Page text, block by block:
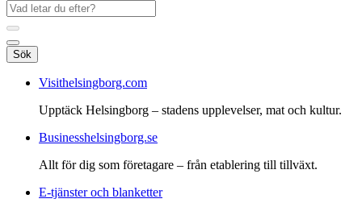
Sök
Visithelsingborg.com
Upptäck Helsingborg – stadens upplevelser, mat och kultur.
Businesshelsingborg.se
Allt för dig som företagare – från etablering till tillväxt.
E-tjänster och blanketter